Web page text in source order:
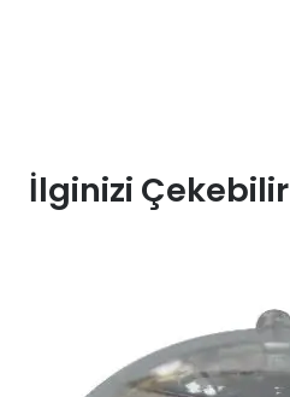
İlginizi Çekebilir